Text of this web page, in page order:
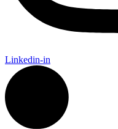
Linkedin-in